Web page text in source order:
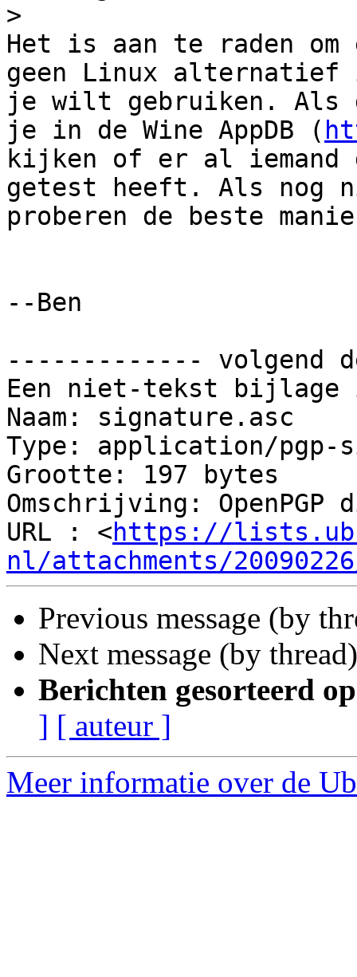
>
Het is aan te raden
geen Linux alternatief
je wilt gebruiken.
je in de Wine AppDB (
kijken of er al iemand
getest heeft. Als nog
proberen de beste
--Ben
------------- volgend
Een niet-tekst
Naam: signature.asc
Type: application/pgp-
Grootte: 197 bytes
Omschrijving:
URL : <https://
nl/attachments/
Previous message (by
Next message (by
Berichten gesorteerd
] [ auteur ]
Meer informatie over de